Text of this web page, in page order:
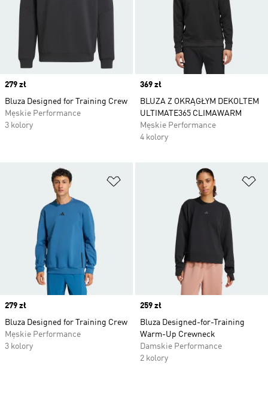
Price
279 zł
Bluza Designed for Training Crew
Męskie Performance
3 kolory
Price
369 zł
BLUZA Z OKRĄGŁYM DEKOLTEM
ULTIMATE365 CLIMAWARM
Męskie Performance
4 kolory
Dodaj do listy życzeń
Price
279 zł
Bluza Designed for Training Crew
Męskie Performance
3 kolory
Price
259 zł
Bluza Designed-for-Training
Warm-Up Crewneck
Damskie Performance
2 kolory